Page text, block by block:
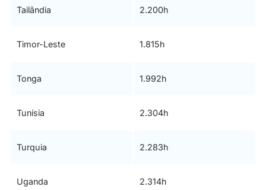
Tailândia 2.200h
Timor-Leste 1.815h
Tonga 1.992h
Tunísia 2.304h
Turquia 2.283h
Uganda 2.314h